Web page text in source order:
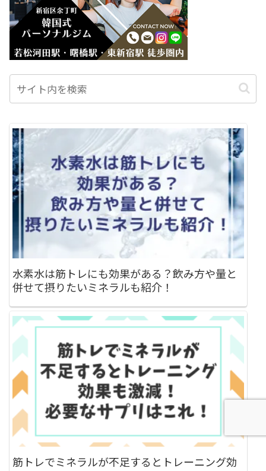
水素水は筋トレにも効果がある？飲み方や量と
併せて摂りたいミネラルも紹介！
筋トレでミネラルが不足するとトレーニング効